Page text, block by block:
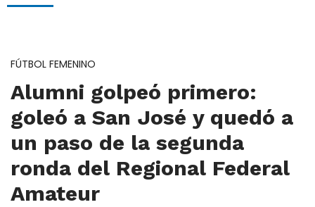
FÚTBOL FEMENINO
Alumni golpeó primero:
goleó a San José y quedó a
un paso de la segunda
ronda del Regional Federal
Amateur